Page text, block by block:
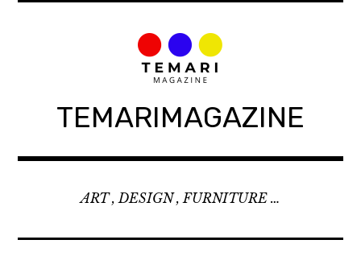
TEMARIMAGAZINE
ART , DESIGN , FURNITURE …